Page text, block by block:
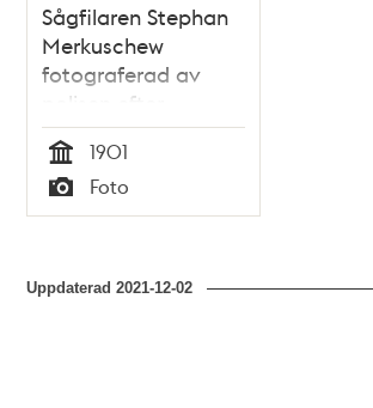
Sågfilaren Stephan
Merkuschew
fotograferad av
polisen efter
ankomsten till
Sverige
Tid
1901
Typ
Foto
Uppdaterad2021-12-02